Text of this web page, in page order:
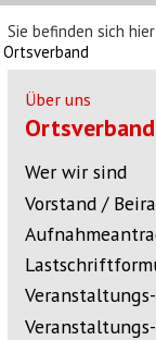
Sie befinden sich
Ortsverband
Über uns
Ortsverband
Wer wir sind
Vorstand /